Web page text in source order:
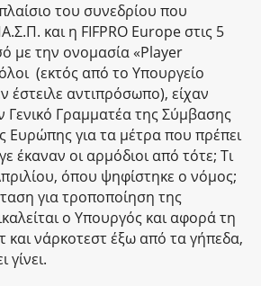
του συνεδρίου που
και η FIFPRO Europe στις 5
με την ονομασία «Player
(εκτός από το Υπουργείο
έστειλε αντιπρόσωπο), είχαν
Γενικό Γραμματέα της Σύμβασης
Ευρώπης για τα μέτρα που πρέπει
έκαναν οι αρμόδιοι από τότε; Τι
όπου ψηφίστηκε ο νόμος;
για τροποποίηση της
ο Υπουργός και αφορά τη
και νάρκοτεστ έξω από τα γήπεδα,
γίνει.